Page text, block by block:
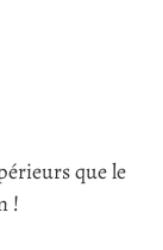
que le
!